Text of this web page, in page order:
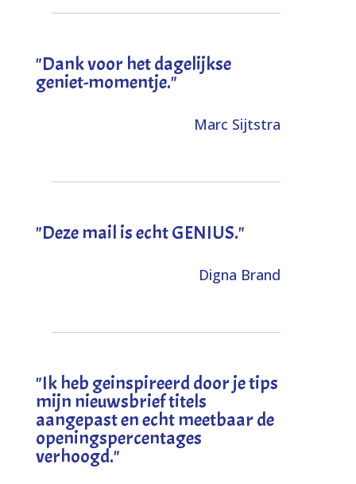
"Dank voor het dagelijkse
geniet-momentje."
Marc Sijtstra
"Deze mail is echt GENIUS."
Digna Brand
"Ik heb geinspireerd door je tips
mijn nieuwsbrief titels
aangepast en echt meetbaar de
openingspercentages
verhoogd."